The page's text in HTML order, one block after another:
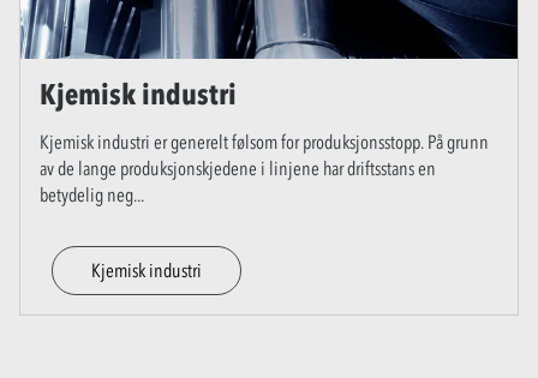
Kjemisk industri
Kjemisk industri er generelt følsom for produksjonsstopp. På grunn
av de lange produksjonskjedene i linjene har driftsstans en
betydelig neg...
Kjemisk industri